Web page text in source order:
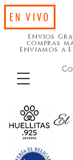
Envios
compras
Enviamos a
EN VIVO